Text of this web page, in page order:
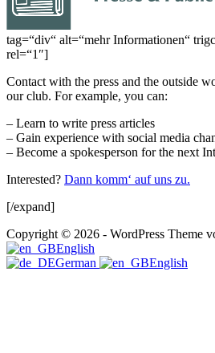
tag=“div“ alt=“mehr Informationen“
rel=“1″]
Contact with the press and the outside
our club. For example, you can:
– Learn to write press articles
– Gain experience with social media
– Become a spokesperson for the next
Interested? Dann komm‘ auf uns zu.
[/expand]
Copyright © 2026 - WordPress Theme
English
German
English